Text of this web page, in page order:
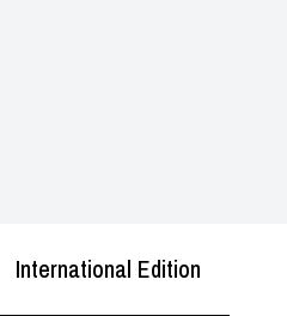
International Edition